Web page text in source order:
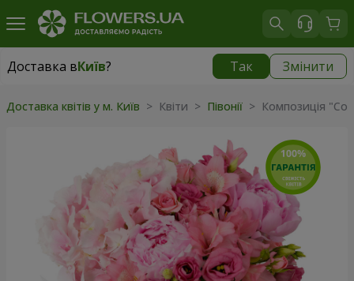
Доставка вКиїв? Так Змінити
Доставка вКиїв
Доставка квітів у м. Київ > Квіти > Півонії > Композиція